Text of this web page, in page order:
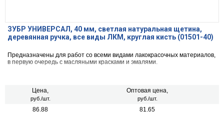
ЗУБР УНИВЕРСАЛ, 40 мм, светлая натуральная щетина,
деревянная ручка, все виды ЛКМ, круглая кисть (01501-40)
Предназначены для работ со всеми видами лакокрасочных материалов,
в первую очередь с масляными красками и эмалями.
Цена,
руб./шт.
Оптовая цена,
руб./шт.
86.88 81.65